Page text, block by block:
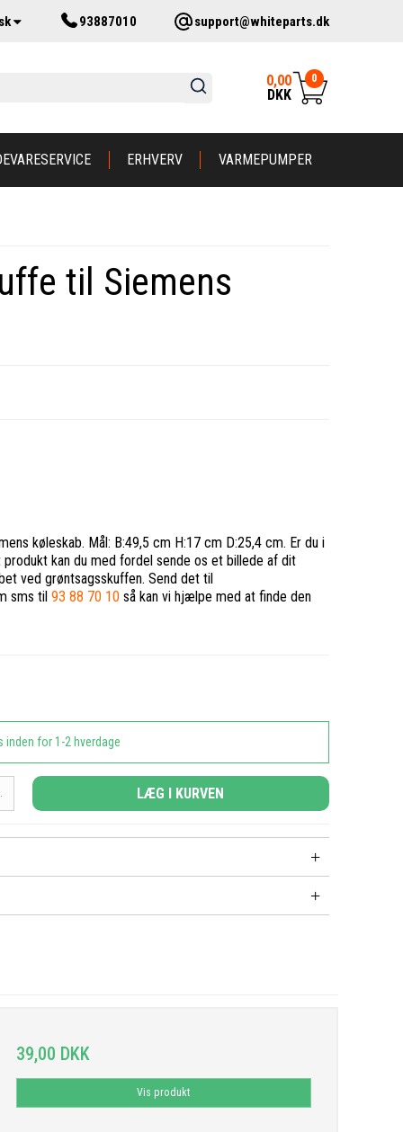
93887010 support@whiteparts.dk
0,00
DKK
0
ERHVERV VARMEPUMPER
til Siemens
køleskab. Mål: B:49,5 cm H:17 cm D:25,4 cm. Er du i
kan du med fordel sende os et billede af dit
ved grøntsagsskuffen. Send det til
sms til 93 88 70 10 så kan vi hjælpe med at finde den
inden for 1-2 hverdage
LÆG I KURVEN
39,00 DKK
Vis produkt